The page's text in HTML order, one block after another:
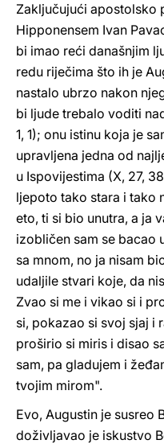
Zaključujući apostolsko
Hipponensem Ivan
bi imao reći današnjim
redu riječima što ih je
nastalo ubrzo nakon
bi ljude trebalo voditi
1, 1); onu istinu koja je
upravljena jedna od
u Ispovijestima (X, 27,
ljepoto tako stara i tako
eto, ti si bio unutra, a ja
izobličen sam se bacao
sa mnom, no ja nisam
udaljile stvari koje, da
Zvao si me i vikao si i
si, pokazao si svoj sjaj i
proširio si miris i disao
sam, pa gladujem i
tvojim mirom".
Evo, Augustin je susreo
doživljavao je iskustvo